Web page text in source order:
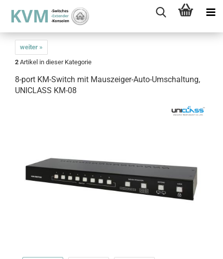
weiter »
2 Artikel in dieser Kategorie
8-port KM-Switch mit Mauszeiger-Auto-Umschaltung,
UNICLASS KM-08